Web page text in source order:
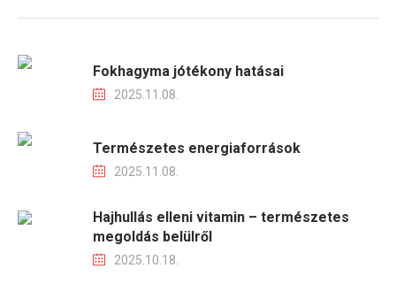
Fokhagyma jótékony hatásai
2025.11.08.
Természetes energiaforrások
2025.11.08.
Hajhullás elleni vitamin – természetes
megoldás belülről
2025.10.18.